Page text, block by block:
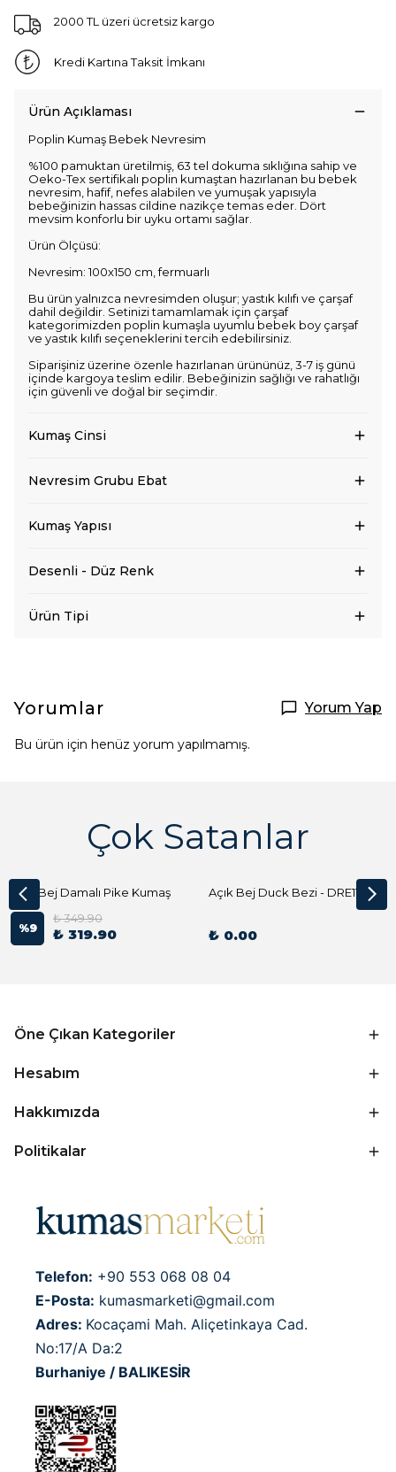
2000 TL üzeri ücretsiz kargo
Kredi Kartına Taksit İmkanı
Ürün Açıklaması
Poplin Kumaş Bebek Nevresim
%100 pamuktan üretilmiş, 63 tel dokuma sıklığına sahip ve
Oeko-Tex sertifikalı poplin kumaştan hazırlanan bu bebek
nevresim, hafif, nefes alabilen ve yumuşak yapısıyla
bebeğinizin hassas cildine nazikçe temas eder. Dört
mevsim konforlu bir uyku ortamı sağlar.
Ürün Ölçüsü:
Nevresim: 100x150 cm, fermuarlı
Bu ürün yalnızca nevresimden oluşur; yastık kılıfı ve çarşaf
dahil değildir. Setinizi tamamlamak için çarşaf
kategorimizden poplin kumaşla uyumlu bebek boy çarşaf
ve yastık kılıfı seçeneklerini tercih edebilirsiniz.
Siparişiniz üzerine özenle hazırlanan ürününüz, 3-7 iş günü
içinde kargoya teslim edilir. Bebeğinizin sağlığı ve rahatlığı
için güvenli ve doğal bir seçimdir.
Kumaş Cinsi
Nevresim Grubu Ebat
Kumaş Yapısı
Desenli - Düz Renk
Ürün Tipi
Yorumlar Yorum Yap
Bu ürün için henüz yorum yapılmamış.
Çok Satanlar
Açık Bej Damalı Pike Kumaş
%9
₺ 349.90
₺ 319.90
Açık Bej Duck Bezi - DRE1144 Kumaş Peçete
₺ 0.00
Öne Çıkan Kategoriler
Hesabım
Hakkımızda
Politikalar
Telefon: +90 553 068 08 04
E-Posta: kumasmarketi@gmail.com
Adres: Kocaçami Mah. Aliçetinkaya Cad.
No:17/A Da:2
Burhaniye / BALIKESİR